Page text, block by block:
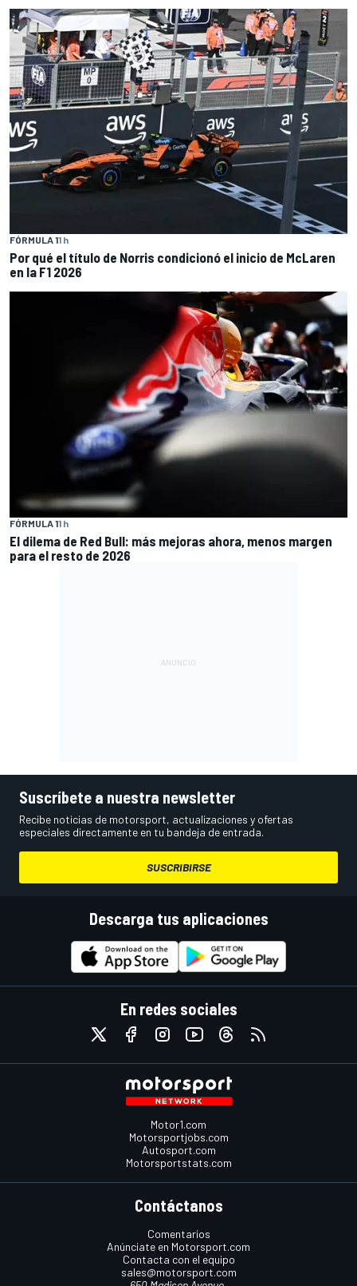
FÓRMULA 11 h
Por qué el título de Norris condicionó el inicio de McLaren
en la F1 2026
FÓRMULA 11 h
El dilema de Red Bull: más mejoras ahora, menos margen
para el resto de 2026
Suscríbete a nuestra newsletter
Recibe noticias de motorsport, actualizaciones y ofertas
especiales directamente en tu bandeja de entrada.
SUSCRIBIRSE
Descarga tus aplicaciones
En redes sociales
Motor1.com
Motorsportjobs.com
Autosport.com
Motorsportstats.com
Contáctanos
Comentarios
Anúnciate en Motorsport.com
Contacta con el equipo
sales@motorsport.com